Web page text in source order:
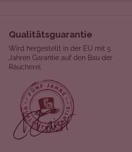
Qualitätsguarantie
Wird hergestellt in der EU mit 5
Jahren Garantie auf den Bau der
Räucherei.